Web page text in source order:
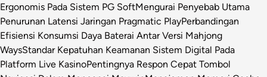
Ergonomis Pada Sistem PG SoftMengurai Penyebab Utama
Penurunan Latensi Jaringan Pragmatic PlayPerbandingan
Efisiensi Konsumsi Daya Baterai Antar Versi Mahjong
WaysStandar Kepatuhan Keamanan Sistem Digital Pada
Platform Live KasinoPentingnya Respon Cepat Tombol